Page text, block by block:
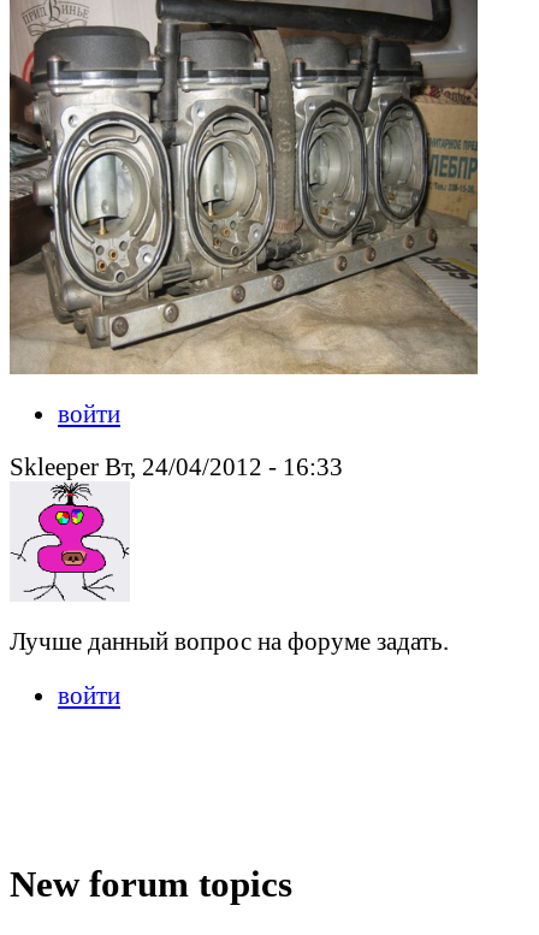
войти
Skleeper Вт, 24/04/2012 - 16:33
Лучше данный вопрос на форуме задать.
войти
New forum topics